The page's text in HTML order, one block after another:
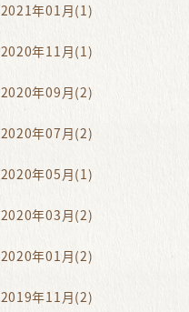
2021年01月(1)
2020年11月(1)
2020年09月(2)
2020年07月(2)
2020年05月(1)
2020年03月(2)
2020年01月(2)
2019年11月(2)